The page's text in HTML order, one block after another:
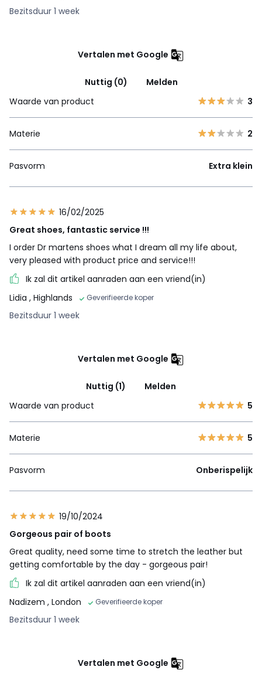
Bezitsduur 1 week
Vertalen met Google
Nuttig (0)
Melden
Waarde van product
3
Materie 2
Pasvorm Extra klein
16/02/2025
Great shoes, fantastic service !!!
I order Dr martens shoes what I dream all my life about,
very pleased with product price and service!!!
Ik zal dit artikel aanraden aan een vriend(in)
Lidia , Highlands Geverifieerde koper
Bezitsduur 1 week
Vertalen met Google
Nuttig (1)
Melden
Waarde van product
5
Materie 5
Pasvorm Onberispelijk
19/10/2024
Gorgeous pair of boots
Great quality, need some time to stretch the leather but
getting comfortable by the day - gorgeous pair!
Ik zal dit artikel aanraden aan een vriend(in)
Nadizem , London Geverifieerde koper
Bezitsduur 1 week
Vertalen met Google